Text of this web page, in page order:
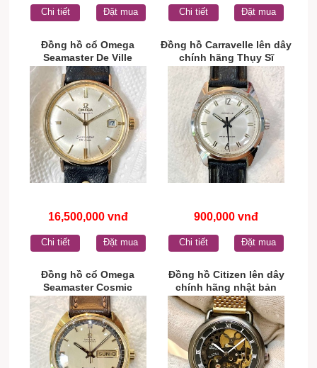
Chi tiết Đặt mua Chi tiết Đặt mua
Đồng hồ cổ Omega
Seamaster De Ville
automatic bọc vàng toàn
thân chính hãng Thụy Sĩ
16,500,000 vnđ
Chi tiết Đặt mua
Đồng hồ Carravelle lên dây
chính hãng Thụy Sĩ
900,000 vnđ
Chi tiết Đặt mua
Đồng hồ cổ Omega
Seamaster Cosmic
Automatic chính hãng
Thụy Sĩ
Đồng hồ Citizen lên dây
chính hãng nhật bản